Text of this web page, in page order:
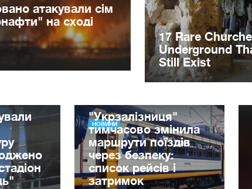
атакували сім
на сході
НОВИНИ
"Укрзалізниця"
тимчасово змінила
маршрути поїздів
через безпеку:
список рейсів і
затримок